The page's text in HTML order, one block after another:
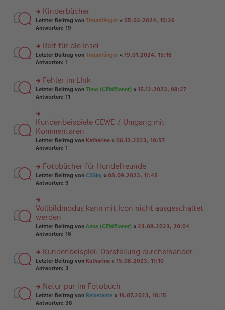
tr
a
g
e
n
er
tr
a
g
n
g
el
e
n
er
tr
a
g
rs
te
n
g
el
e
n
er
tr
a
g
Kinderbücher
Letzter Beitrag von Traumfänger « 05.03.2024, 10:36
Antworten: 19
rs
te
n
g
el
e
n
er
B
ei
tr
g
Reif für die Insel
Letzter Beitrag von Traumfänger « 19.01.2024, 15:16
Antworten: 1
rs
te
u
n
g
el
es
e
er
B
ei
tr
g
Fehler im LInk
Letzter Beitrag von Timo (CEWEianer) « 15.12.2023, 08:27
Antworten: 11
rs
te
r
u
n
el
es
e
er
B
ei
tr
a
g
Kundenbeispiele CEWE / Umgang mit
Kommentaren
Letzter Beitrag von Katharine « 06.12.2023, 10:57
Antworten: 1
rs
te
u
n
g
el
es
e
er
B
ei
tr
g
Fotobücher für Hundefreunde
Letzter Beitrag von CSSky « 08.09.2023, 11:45
Antworten: 9
rs
te
r
u
n
el
es
e
B
ei
tr
Vollbildmodus kann mit Icon nicht ausgeschaltet
werden
Letzter Beitrag von Anna (CEWEianer) « 23.08.2023, 20:04
Antworten: 16
rs
te
n
g
el
Kundenbeispiel: Darstellung durcheinander
Letzter Beitrag von Katharine « 15.08.2023, 11:10
Antworten: 3
rs
te
Natur pur im Fotobuch
Letzter Beitrag von Reisetante « 19.07.2023, 18:15
Antworten: 38